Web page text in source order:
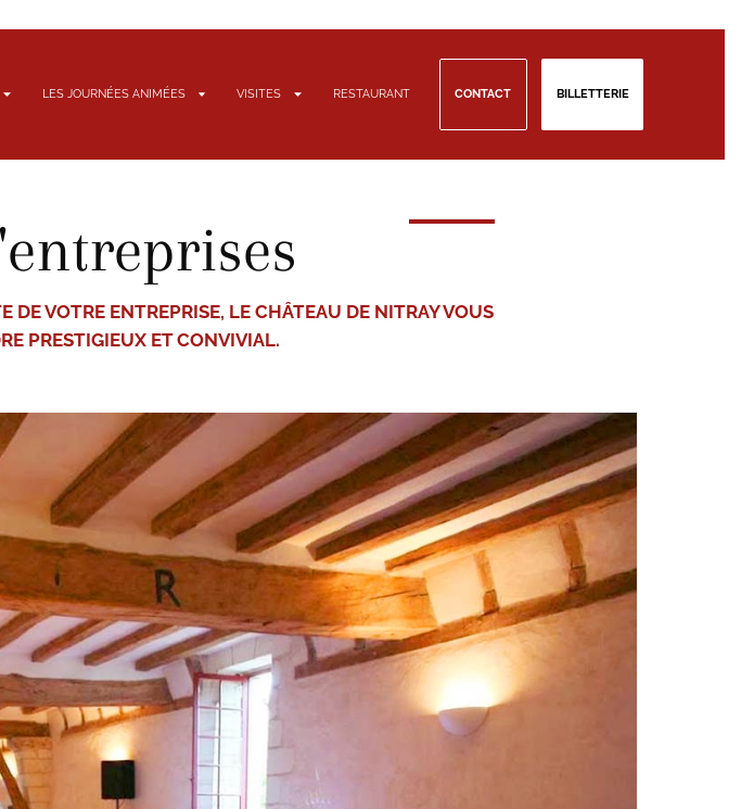
LES JOURNÉES ANIMÉES VISITES RESTAURANT CONTACT BILLETTERIE
DE VOTRE ENTREPRISE, LE CHÂTEAU DE NITRAY VOUS
PRESTIGIEUX ET CONVIVIAL.